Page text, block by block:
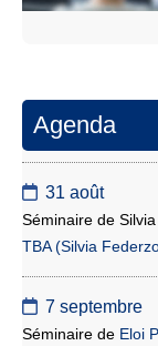
Agenda
31 août
Séminaire de
TBA (Silvia
7 septembre
Séminaire de Eloi